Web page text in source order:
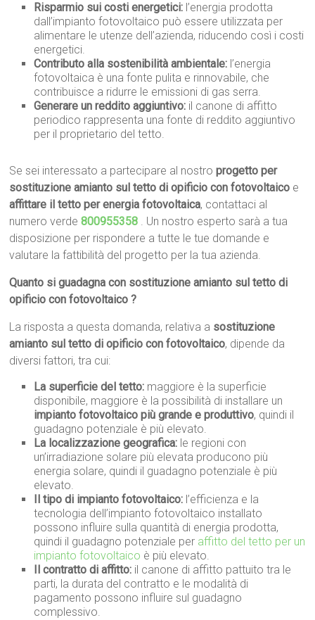
Risparmio sui costi energetici: l’energia prodotta
dall’impianto fotovoltaico può essere utilizzata per
alimentare le utenze dell’azienda, riducendo così i costi
energetici.
Contributo alla sostenibilità ambientale: l’energia
fotovoltaica è una fonte pulita e rinnovabile, che
contribuisce a ridurre le emissioni di gas serra.
Generare un reddito aggiuntivo: il canone di affitto
periodico rappresenta una fonte di reddito aggiuntivo
per il proprietario del tetto.
Se sei interessato a partecipare al nostroprogetto per
sostituzione amianto sul tetto di opificio con fotovoltaico e
affittare il tetto per energia fotovoltaica, contattaci al
numero verde800955358 . Un nostro esperto sarà a tua
disposizione per rispondere a tutte le tue domande e
valutare la fattibilità del progetto per la tua azienda.
Quanto si guadagna con sostituzione amianto sul tetto di
opificio con fotovoltaico ?
La risposta a questa domanda, relativa a sostituzione
amianto sul tetto di opificio con fotovoltaico, dipende da
diversi fattori, tra cui:
La superficie del tetto: maggiore è la superficie
disponibile, maggiore è la possibilità di installare un
impianto fotovoltaico più grande e produttivo, quindi il
guadagno potenziale è più elevato.
La localizzazione geografica: le regioni con
un’irradiazione solare più elevata producono più
energia solare, quindi il guadagno potenziale è più
elevato.
Il tipo di impianto fotovoltaico: l’efficienza e la
tecnologia dell’impianto fotovoltaico installato
possono influire sulla quantità di energia prodotta,
quindi il guadagno potenziale per affitto del tetto per un
impianto fotovoltaico è più elevato.
Il contratto di affitto: il canone di affitto pattuito tra le
parti, la durata del contratto e le modalità di
pagamento possono influire sul guadagno
complessivo.